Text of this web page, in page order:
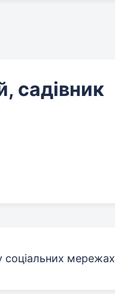
садівник
соціальних мережах